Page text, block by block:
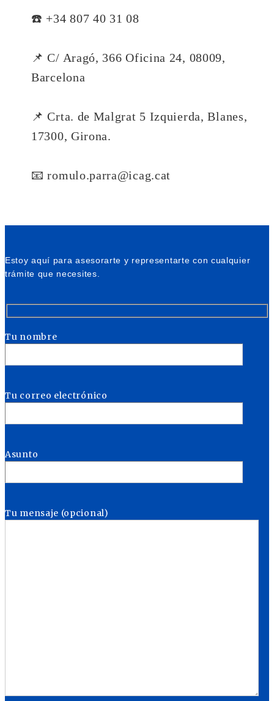
☎️ +34 807 40 31 08
📌 C/ Aragó, 366 Oficina 24, 08009,
Barcelona
📌 Crta. de Malgrat 5 Izquierda, Blanes,
17300, Girona.
📧 romulo.parra@icag.cat
Estoy aquí para asesorarte y representarte con cualquier
trámite que necesites.
Tu nombre
Tu correo electrónico
Asunto
Tu mensaje (opcional)